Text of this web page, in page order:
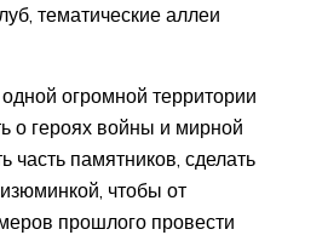
тематические аллеи
огромной территории
о героях войны и мирной
часть памятников, сделать
чтобы от
прошлого провести